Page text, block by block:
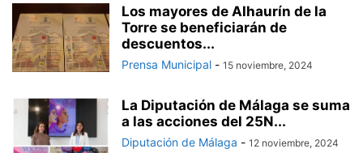
Los mayores de Alhaurín de la
Torre se beneficiarán de
descuentos...
Prensa Municipal - 15 noviembre, 2024
La Diputación de Málaga se suma
a las acciones del 25N...
Diputación de Málaga - 12 noviembre, 2024